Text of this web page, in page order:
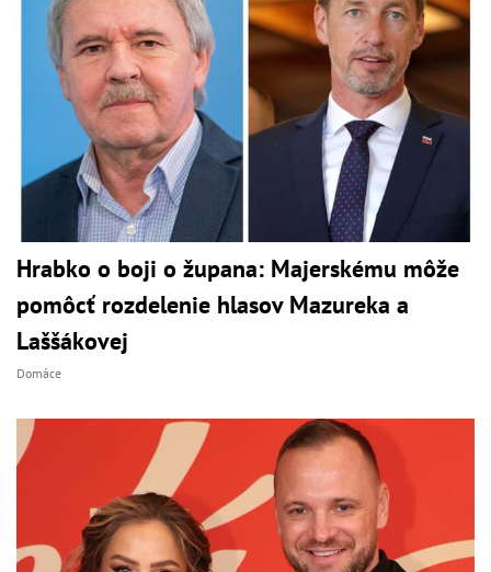
Hrabko o boji o župana: Majerskému môže
pomôcť rozdelenie hlasov Mazureka a
Laššákovej
Domáce